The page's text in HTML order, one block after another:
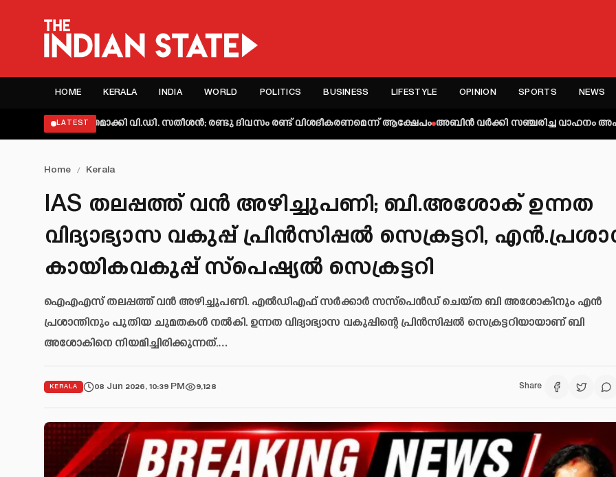
HOME KERALA INDIA WORLD POLITICS BUSINESS LIFESTYLE OPINION SPORTS NEWS
LATESTവി.ഡി. സതീശൻ; രണ്ടു ദിവസം രണ്ട് വിശദീകരണമെന്ന് ആക്ഷേപം അബിന്‍ വര്‍ക്കി സഞ്ചരിച്ച വാഹനം
Home / Kerala
IAS തലപ്പത്ത് വൻ അഴിച്ചുപണി; ബി.അശോക് ഉന്നത
വിദ്യാഭ്യാസ വകുപ്പ് പ്രിൻസിപ്പൽ സെക്രട്ടറി,
കായികവകുപ്പ് സ്പെഷ്യൽ സെക്രട്ടറി
ഐഎഎസ് തലപ്പത്ത് വൻ അഴിച്ചുപണി. എൽഡിഎഫ് സർക്കാർ സസ്പെൻഡ് ചെയ്ത ബി അശോകിനും എൻ
പ്രശാന്തിനും പുതിയ ചുമതകൾ നൽകി. ഉന്നത വിദ്യാഭ്യാസ വകുപ്പിന്റെ പ്രിൻസിപ്പൽ സെക്രട്ടറിയായാണ് ബി
അശോകിനെ നിയമിച്ചിരിക്കുന്നത്.…
KERALA 08 Jun 2026, 10:39 PM 9,128 Share